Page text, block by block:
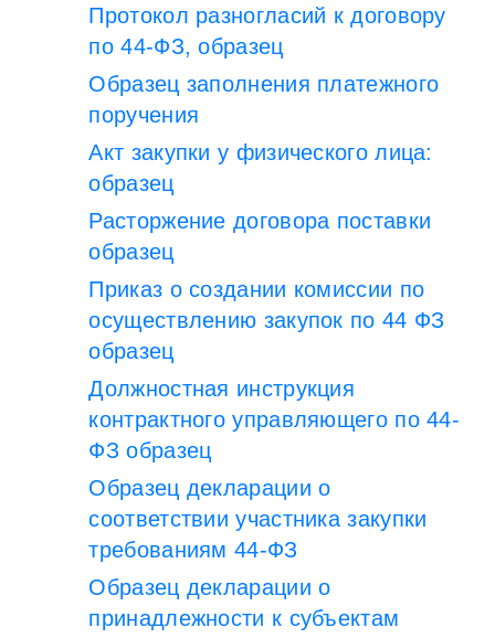
Протокол разногласий к договору
по 44-ФЗ, образец
Образец заполнения платежного
поручения
Акт закупки у физического лица:
образец
Расторжение договора поставки
образец
Приказ о создании комиссии по
осуществлению закупок по 44 ФЗ
образец
Должностная инструкция
контрактного управляющего по 44-
ФЗ образец
Образец декларации о
соответствии участника закупки
требованиям 44-ФЗ
Образец декларации о
принадлежности к субъектам